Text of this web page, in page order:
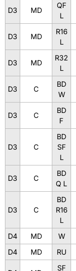
D3 MD
QF
L
D3 MD
R16
L
D3 MD
R32
L
D3 C
BD
W
D3 C
BD
F
D3 C
BD
SF
L
D3 C
BD
Q L
D3 C
BD
R16
L
D4 MD W
D4
MD RU
SF